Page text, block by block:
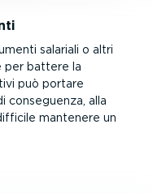
salariali o altri
per battere la
può portare
conseguenza, alla
mantenere un